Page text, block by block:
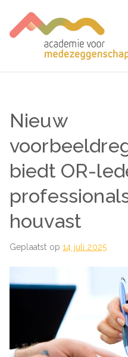
naar
de
Nieuw
biedt OR-
houvast
Geplaatst op14 juli 2025